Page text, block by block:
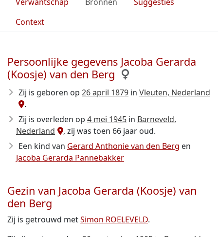
Context
Persoonlijke gegevens Jacoba Gerarda
(Koosje) van den Berg
Zij is geboren op 26 april 1879 in Vleuten, Nederland
.
Zij is overleden op 4 mei 1945 in Barneveld,
Nederland
, zij was toen 66 jaar oud.
Een kind van Gerard Anthonie van den Berg en
Jacoba Gerarda Pannebakker
Gezin van Jacoba Gerarda (Koosje) van
den Berg
Zij is getrouwd metSimon ROELEVELD.